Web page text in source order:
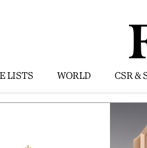
LISTS WORLD CSR &